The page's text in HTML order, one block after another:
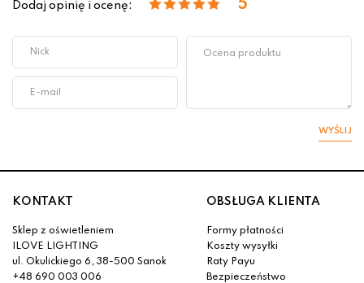
Dodaj opinię i ocenę: 5
WYŚLIJ
KONTAKT
Sklep z oświetleniem
ILOVE LIGHTING
ul. Okulickiego 6, 38-500 Sanok
+48 690 003 006
OBSŁUGA KLIENTA
Formy płatności
Koszty wysyłki
Raty Payu
Bezpieczeństwo